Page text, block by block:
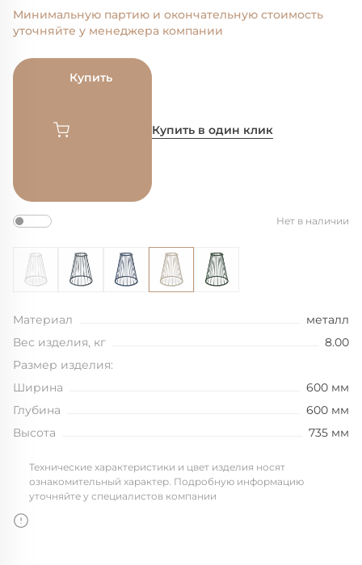
Минимальную партию и окончательную стоимость
уточняйте у менеджера компании
Купить
Купить в один клик
Нет в наличии
Материал
металл
Вес изделия, кг
8.00
Размер изделия:
Ширина
600 мм
Глубина
600 мм
Высота
735 мм
Технические характеристики и цвет изделия носят
ознакомительный характер. Подробную информацию
уточняйте у специалистов компании